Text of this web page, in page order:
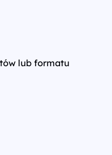
lub formatu